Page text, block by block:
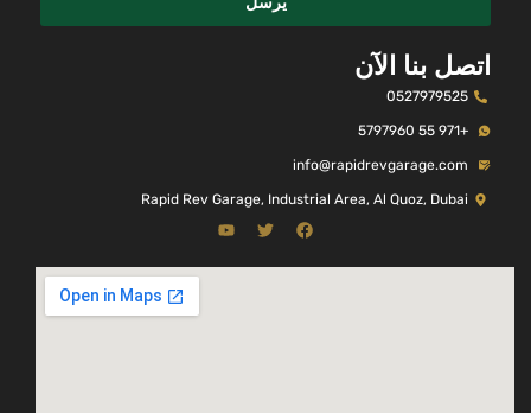
اتصل بنا الآن
0527979525
+971 55 5797960
info@rapidrevgarage.com
Rapid Rev Garage, Industrial Area, Al Quoz, Dubai